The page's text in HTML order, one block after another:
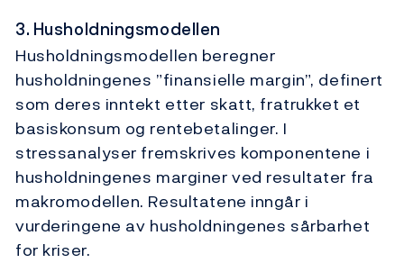
3. Husholdningsmodellen
Husholdningsmodellen beregner
husholdningenes ”finansielle margin”, definert
som deres inntekt etter skatt, fratrukket et
basiskonsum og rentebetalinger. I
stressanalyser fremskrives komponentene i
husholdningenes marginer ved resultater fra
makromodellen. Resultatene inngår i
vurderingene av husholdningenes sårbarhet
for kriser.